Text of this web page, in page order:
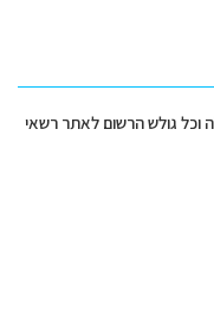
וכל גולש הרשום לאתר רשאי